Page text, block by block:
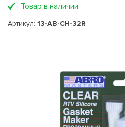
Товар в наличии
Артикул: 13-AB-CH-32R